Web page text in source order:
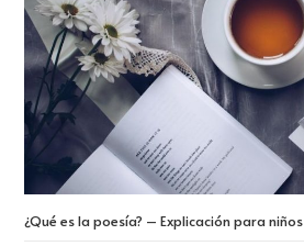
¿Qué es la poesía? – Explicación para niños